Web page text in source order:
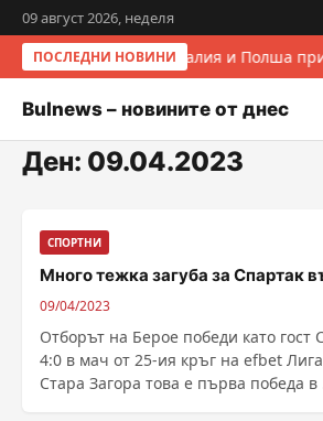
09 август 2026, неделя
ПОСЛЕДНИ НОВИНИИталия и Полша
Bulnews – новините от днес
Ден: 09.04.2023
СПОРТНИ
Много тежка загуба за Спартак
09/04/2023
Отборът на Берое победи като гост
4:0 в мач от 25-ия кръг на efbet Лига. За тима
Стара Загора това е първа победа в